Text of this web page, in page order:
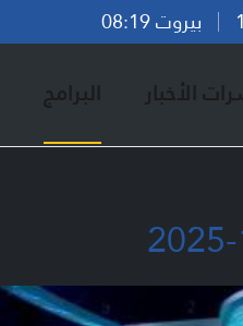
بيروت 08:19
الأخبار البرامج